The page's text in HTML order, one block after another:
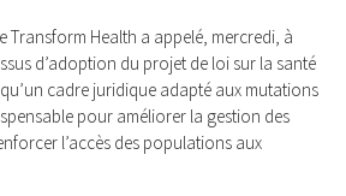
Transform Health a appelé, mercredi, à
d’adoption du projet de loi sur la santé
cadre juridique adapté aux mutations
pour améliorer la gestion des
l’accès des populations aux